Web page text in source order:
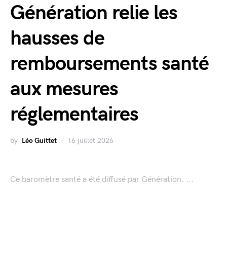
Génération relie les
hausses de
remboursements santé
aux mesures
réglementaires
by Léo Guittet 16 juillet 2026
Ce baromètre santé a été diffusé par Génération. ...